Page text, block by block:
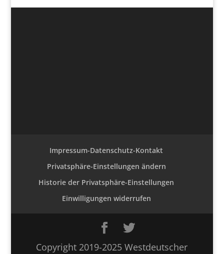
Impressum-Datenschutz-Kontakt
Privatsphäre-Einstellungen ändern
Historie der Privatsphäre-Einstellungen
Einwilligungen widerrufen
Copyright 2019-2025 Westdeutscher